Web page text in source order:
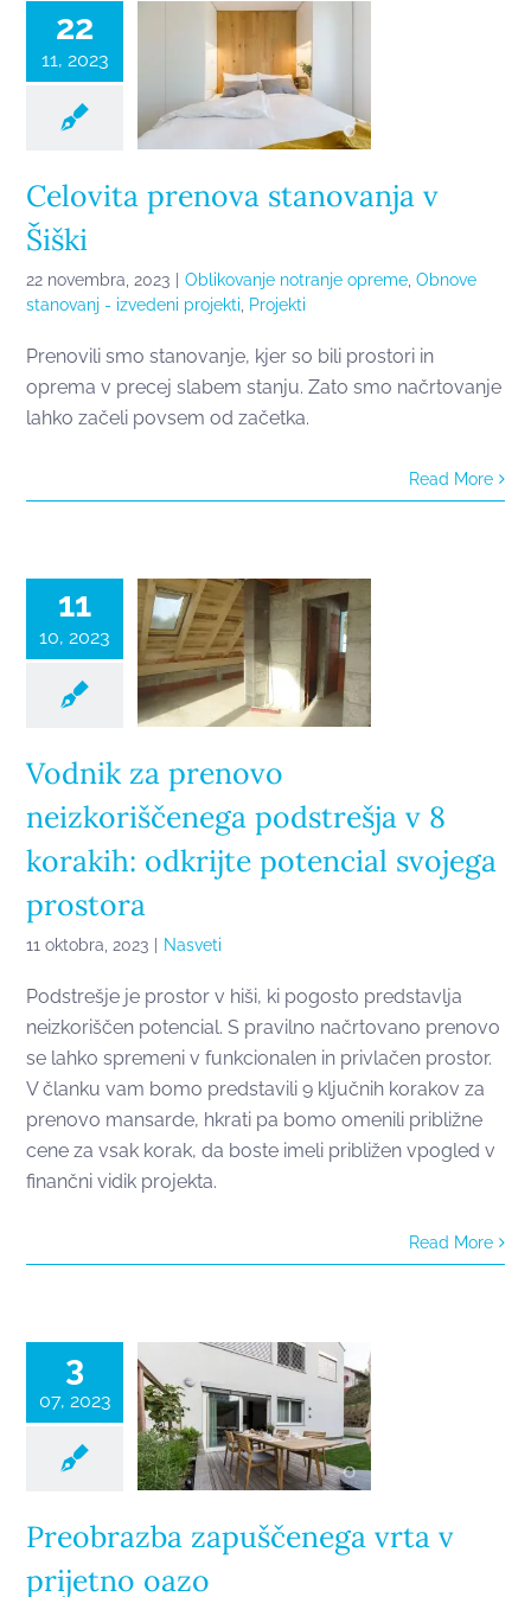
22
11, 2023
Šiški
Celovita prenova stanovanja v
Šiški
22 novembra, 2023 Oblikovanje notranje opreme,Obnove
stanovanj - izvedeni projekti, Projekti
Prenovili smo stanovanje, kjer so bili prostori in
oprema v precej slabem stanju. Zato smo načrtovanje
lahko začeli povsem od začetka.
Read More
11
10, 2023
Vodnik za
prenovo
podstrešja v
odkrijte
potencial
svojega
prostora
Vodnik za prenovo
neizkoriščenega podstrešja v 8
korakih: odkrijte potencial svojega
prostora
11 oktobra, 2023 Nasveti
Podstrešje je prostor v hiši, ki pogosto predstavlja
neizkoriščen potencial. S pravilno načrtovano prenovo
se lahko spremeni v funkcionalen in privlačen prostor.
V članku vam bomo predstavili 9 ključnih korakov za
prenovo mansarde, hkrati pa bomo omenili približne
cene za vsak korak, da boste imeli približen vpogled v
finančni vidik projekta.
Read More
3
07, 2023
prijetno oazo
Preobrazba zapuščenega vrta v
prijetno oazo